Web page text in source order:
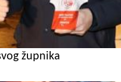
župnika